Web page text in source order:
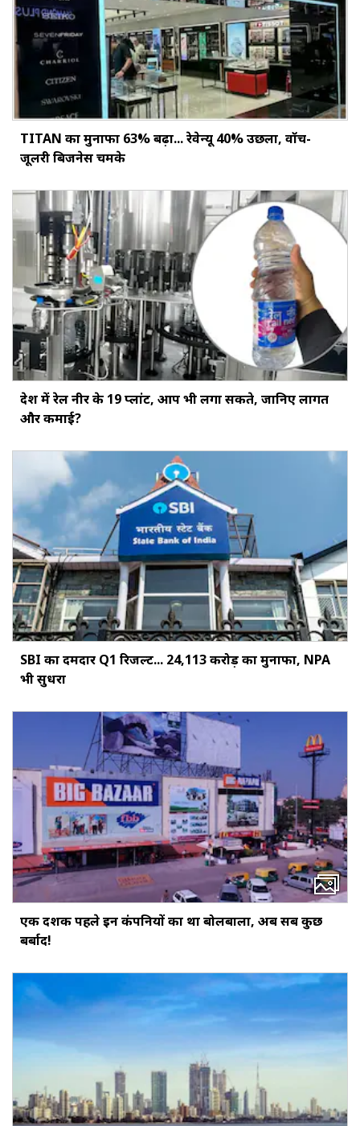
TITAN का मुनाफा 63% बढ़ा... रेवेन्यू 40% उछला, वॉच-
जूलरी बिजनेस चमके
देश में रेल नीर के 19 प्लांट, आप भी लगा सकते, जानिए लागत
और कमाई?
SBI का दमदार Q1 रिजल्ट... ₹24,113 करोड़ का मुनाफा, NPA
भी सुधरा
एक दशक पहले इन कंपनियों का था बोलबाला, अब सब कुछ
बर्बाद!